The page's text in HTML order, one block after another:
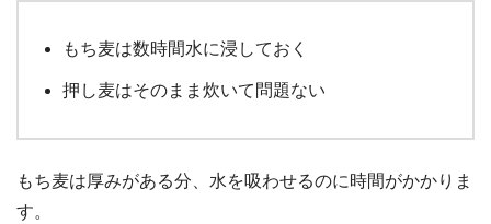
もち麦は数時間水に浸しておく
押し麦はそのまま炊いて問題ない
もち麦は厚みがある分、水を吸わせるのに時間がかかりま
す。